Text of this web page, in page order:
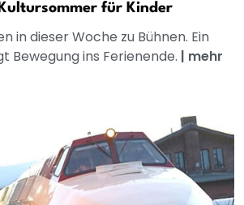
für Kinder
in dieser Woche zu Bühnen. Ein
Bewegung ins Ferienende. | mehr